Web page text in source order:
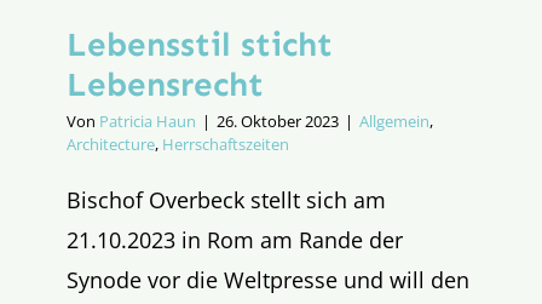
Lebensstil sticht
Lebensrecht
Von Patricia Haun | 26. Oktober 2023 | Allgemein,
Architecture, Herrschaftszeiten
Bischof Overbeck stellt sich am
21.10.2023 in Rom am Rande der
Synode vor die Weltpresse und will den